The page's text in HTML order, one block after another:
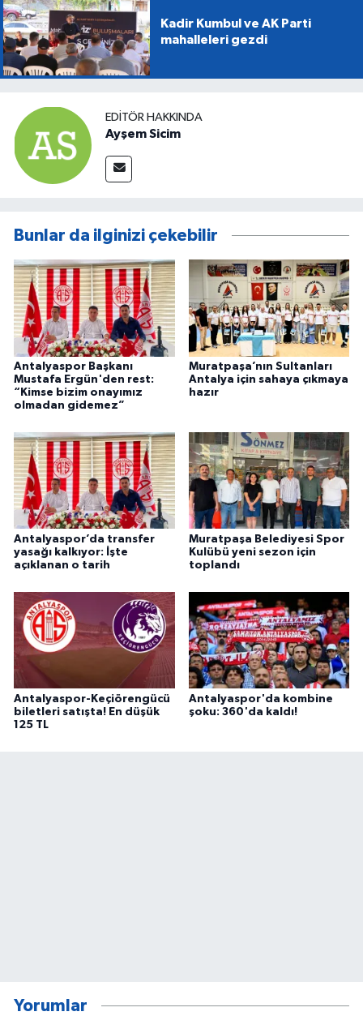
Kadir Kumbul ve AK Parti
mahalleleri gezdi
EDITÖR HAKKINDA
Ayşem Sicim
Bunlar da ilginizi çekebilir
Antalyaspor Başkanı
Mustafa Ergün'den rest:
“Kimse bizim onayımız
olmadan gidemez”
Muratpaşa’nın Sultanları
Antalya için sahaya çıkmaya
hazır
Antalyaspor’da transfer
yasağı kalkıyor: İşte
açıklanan o tarih
Muratpaşa Belediyesi Spor
Kulübü yeni sezon için
toplandı
Antalyaspor-Keçiörengücü
biletleri satışta! En düşük
125 TL
Antalyaspor'da kombine
şoku: 360'da kaldı!
Yorumlar